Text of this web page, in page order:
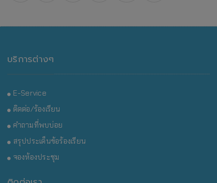
บริการต่างๆ
E-Service
ติดต่อ/ร้องเรียน
คำถามที่พบบ่อย
สรุปประเด็นข้อร้องเรียน
จองห้องประชุม